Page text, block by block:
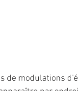
de modulations